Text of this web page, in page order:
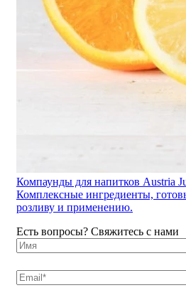
Компаунды для напитков Austria
Комплексные ингредиенты,
розливу и применению.
Есть вопросы? Свяжитесь с нами